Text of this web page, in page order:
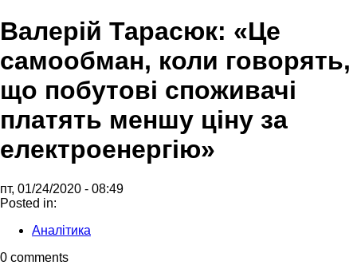
Валерій Тарасюк: «Це
самообман, коли говорять,
що побутові споживачі
платять меншу ціну за
електроенергію»
пт, 01/24/2020 - 08:49
Posted in:
Аналітика
0 comments